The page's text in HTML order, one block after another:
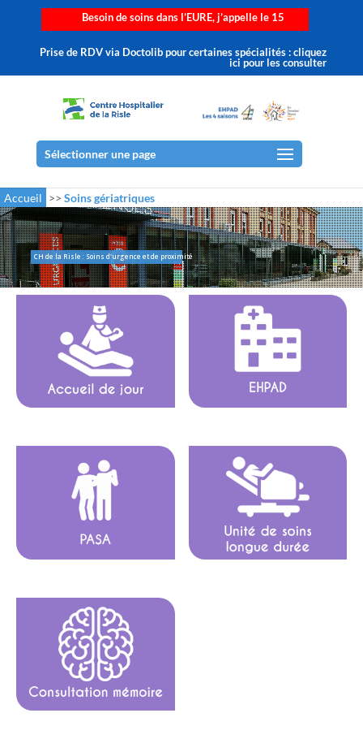
Besoin de soins dans l’EURE, j’appelle le 15
Prise de RDV via Doctolib pour certaines spécialités : cliquez
ici pour les consulter
Sélectionner une page
Accueil >> Soins gériatriques
CH de la Risle : Soins d'urgence et de proximité